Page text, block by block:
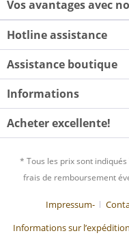
Vos avantages avec
Hotline assistance
Assistance boutique
Informations
Acheter excellente!
* Tous les prix sont
frais de remboursement
Impressum-
Informations sur